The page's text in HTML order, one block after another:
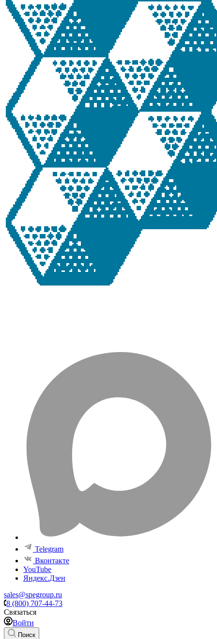
Telegram
Вконтакте
YouTube
Яндекс.Дзен
sales@spegroup.ru
8 (800) 707-44-73
Связаться
Войти
Поиск